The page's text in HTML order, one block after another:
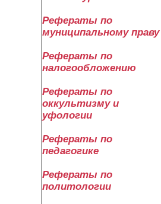
Рефераты по
муниципальному праву
Рефераты по
налогообложению
Рефераты по
оккультизму и
уфологии
Рефераты по
педагогике
Рефераты по
политологии